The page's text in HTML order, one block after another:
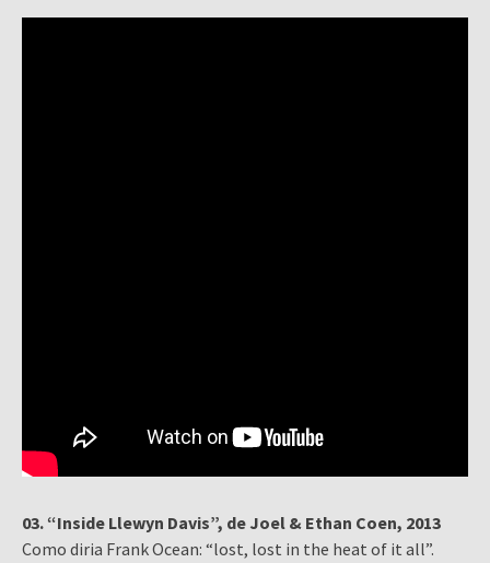
03. “Inside Llewyn Davis”, de Joel & Ethan Coen, 2013
Como diria Frank Ocean: “lost, lost in the heat of it all”.